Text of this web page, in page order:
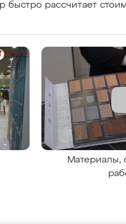
рассчитает
Материалы,